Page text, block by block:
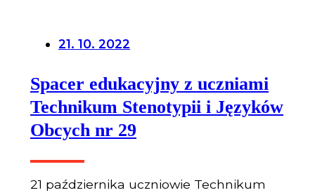
21. 10. 2022
Spacer edukacyjny z uczniami
Technikum Stenotypii i Języków
Obcych nr 29
21 października uczniowie Technikum